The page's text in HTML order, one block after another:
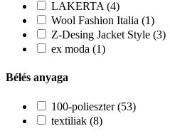
LAKERTA (4)
Wool Fashion Italia (1)
Z-Desing Jacket Style (3)
ex moda (1)
Bélés anyaga
100-polieszter (53)
textiliak (8)